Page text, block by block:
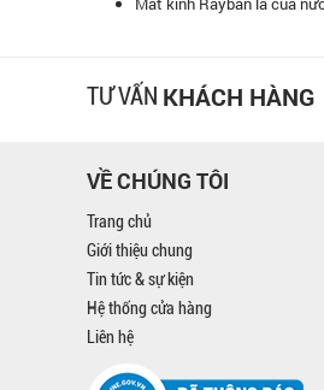
tin tưởng vào kính mắt ở hệ
TƯ VẤN KHÁCH HÀNG
VỀ CHÚNG TÔI
Trang chủ
Giới thiệu chung
Tin tức & sự kiện
Hệ thống cửa hàng
Liên hệ